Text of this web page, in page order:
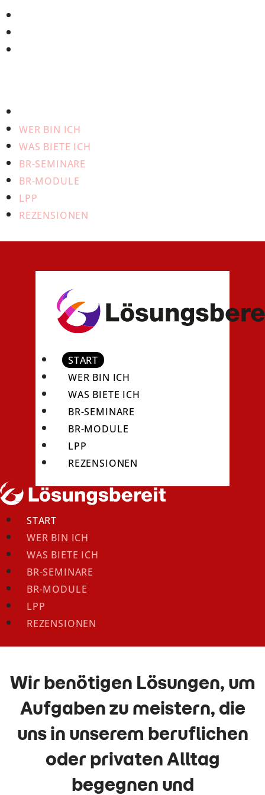
WER BIN ICH
WAS BIETE ICH
BR-SEMINARE
BR-MODULE
LPP
REZENSIONEN
START
WER BIN ICH
WAS BIETE ICH
BR-SEMINARE
BR-MODULE
LPP
REZENSIONEN
START
WER BIN ICH
WAS BIETE ICH
BR-SEMINARE
BR-MODULE
LPP
REZENSIONEN
Wir benötigen Lösungen, um
Aufgaben zu meistern, die
uns in unserem beruflichen
oder privaten Alltag
begegnen und